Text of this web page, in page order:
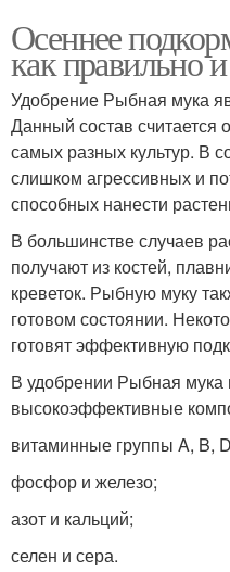
Осеннее
как правильно
Удобрение Рыбная мука
Данный состав
самых разных культур. В
слишком агрессивных и
способных нанести
В большинстве случаев
получают из костей,
креветок. Рыбную муку
готовом состоянии.
готовят эффективную
В удобрении Рыбная мука
высокоэффективные
витаминные группы A, B,
фосфор и железо;
азот и кальций;
селен и сера.